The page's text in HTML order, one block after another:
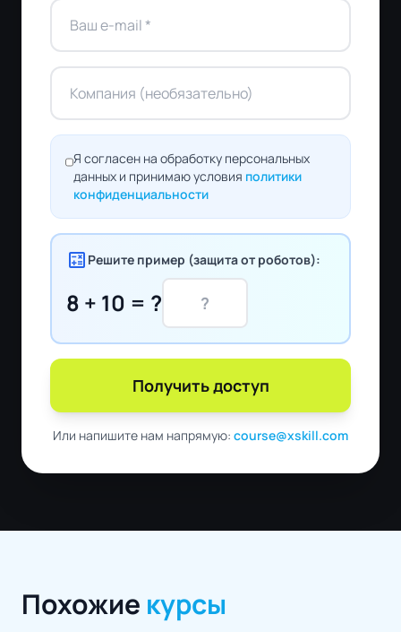
Я согласен на обработку персональных
данных и принимаю условия политики
конфиденциальности
calculate Решите пример (защита от роботов):
8 + 10 = ?
Получить доступ
Или напишите нам напрямую: course@xskill.com
Похожие курсы